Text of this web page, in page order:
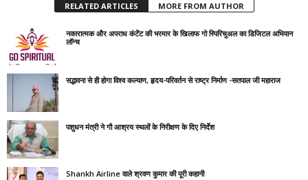
RELATED ARTICLES MORE FROM AUTHOR
नकारात्मक और अपराध कंटेंट की भरमार के खिलाफ गो स्पिरिचुअल का डिजिटल अभियान
लॉन्च
सद्भावना से ही होगा विश्व कल्याण, हृदय-परिवर्तन से राष्ट्र निर्माण -सतपाल जी महाराज
पशुधन मंत्री ने गौ आश्रय स्थलों के निरीक्षण के दिए निर्देश
Shankh Airline वाले श्रवण कुमार की पूरी कहानी